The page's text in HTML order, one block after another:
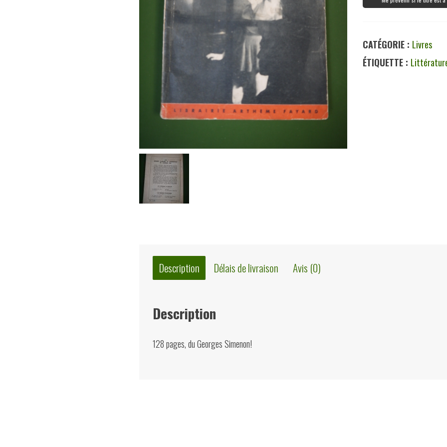
CATÉGORIE : Livres
ÉTIQUETTE :
Description Délais de livraison Avis (0)
Description
128 pages, du Georges Simenon!